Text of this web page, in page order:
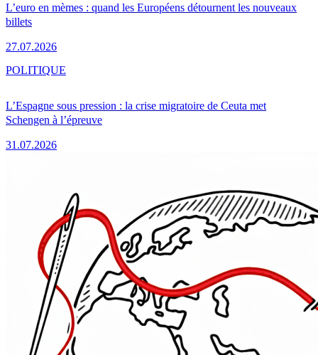
L’euro en mèmes : quand les Européens détournent les nouveaux
billets
27.07.2026
L’Espagne sous pression : la crise migratoire de Ceuta met
Schengen à l’épreuve
31.07.2026
POLITIQUE